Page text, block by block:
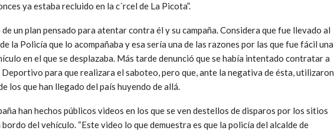
ya estaba recluido en la c´rcel de La Picota”.
un plan pensado para atentar contra él y su campaña. Considera que fue llevado al
la Policía que lo acompañaba y esa sería una de las razones por las que fue fácil una
en el que se desplazaba. Más tarde denunció que se había intentado contratar a
para que realizara el saboteo, pero que, ante la negativa de ésta, utilizaron
los que han llegado del país huyendo de allá.
han hechos públicos videos en los que se ven destellos de disparos por los sitios
bordo del vehículo. “Este video lo que demuestra es que la policía del alcalde de